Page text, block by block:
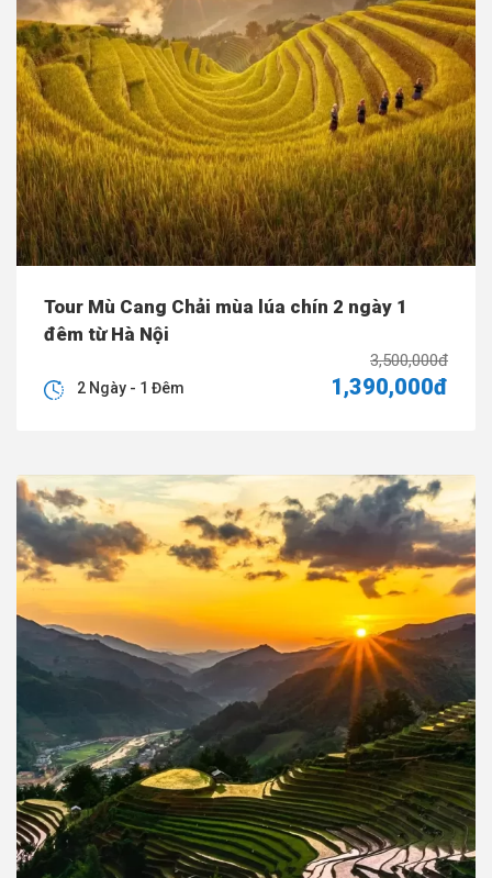
Tour Mù Cang Chải mùa lúa chín 2 ngày 1
đêm từ Hà Nội
3,500,000đ
1,390,000đ
2 Ngày - 1 Đêm